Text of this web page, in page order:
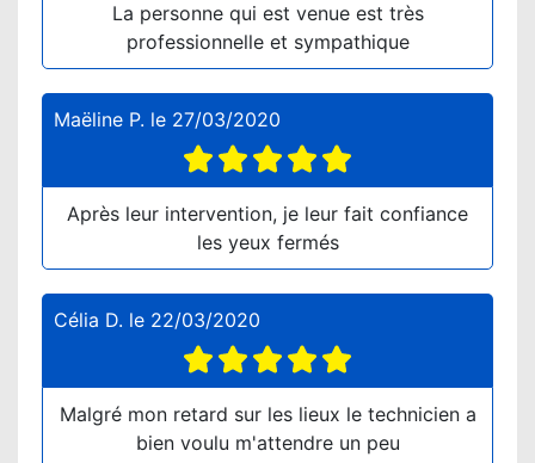
La personne qui est venue est très
professionnelle et sympathique
Maëline P. le 27/03/2020
Après leur intervention, je leur fait confiance
les yeux fermés
Célia D. le 22/03/2020
Malgré mon retard sur les lieux le technicien a
bien voulu m'attendre un peu